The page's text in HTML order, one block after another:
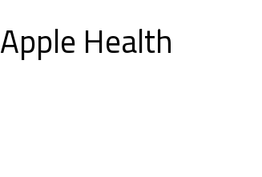
Apple Health